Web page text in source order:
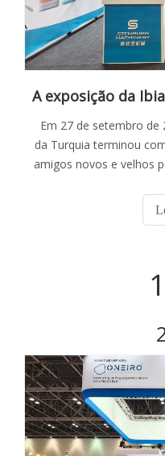
Em 27 de setembro de
da Turquia terminou
amigos novos e velhos